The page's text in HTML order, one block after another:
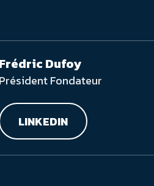
Frédric Dufoy
Président Fondateur
LINKEDIN